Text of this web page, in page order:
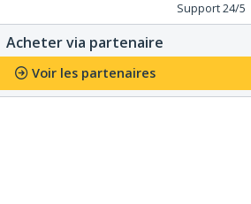
Support 24/5
Acheter via partenaire
Voir les partenaires